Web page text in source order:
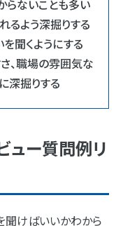
らないことも多い
るよう深掘りする
聞くようにする
、職場の雰囲気な
深掘りする
ュー質問例リ
聞けばいいかわから